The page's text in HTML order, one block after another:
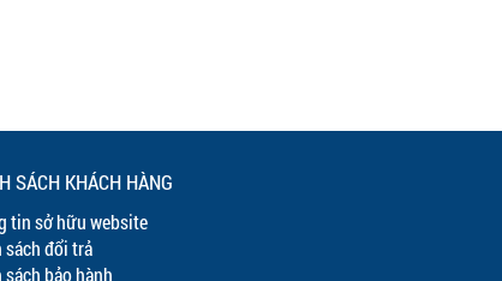
SÁCH KHÁCH HÀNG
tin sở hữu website
sách đổi trả
sách bảo hành